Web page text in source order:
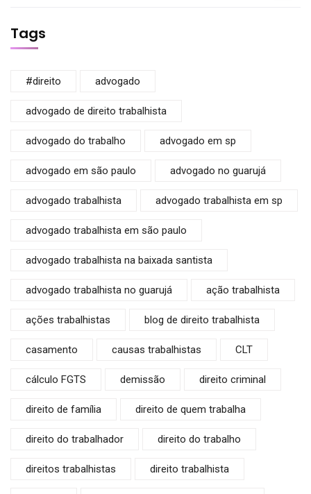
Tags
#direito advogado
advogado de direito trabalhista
advogado do trabalho advogado em sp
advogado em são paulo advogado no guarujá
advogado trabalhista advogado trabalhista em sp
advogado trabalhista em são paulo
advogado trabalhista na baixada santista
advogado trabalhista no guarujá ação trabalhista
ações trabalhistas blog de direito trabalhista
casamento causas trabalhistas CLT
cálculo FGTS demissão direito criminal
direito de família direito de quem trabalha
direito do trabalhador direito do trabalho
direitos trabalhistas direito trabalhista